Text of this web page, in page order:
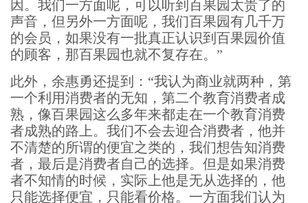
因。我们一方面呢，可以听到百果园太贵了的
声音，但另外一方面呢，我们百果园有几千万
的会员，如果没有一批真正认识到百果园价值
的顾客，那百果园也就不复存在。”
此外，余惠勇还提到：“我认为商业就两种，第
一个利用消费者的无知，第二个教育消费者成
熟，像百果园这么多年来都走在一个教育消费
者成熟的路上。我们不会去迎合消费者，他并
不清楚的所谓的便宜之类的，我们想告知消费
者，最后是消费者自己的选择。但是如果消费
者不知情的时候，实际上他是无从选择的，他
只能选择便宜，只能看价格。一方面我们认为